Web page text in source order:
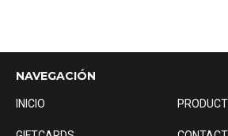
NAVEGACIÓN
INICIO